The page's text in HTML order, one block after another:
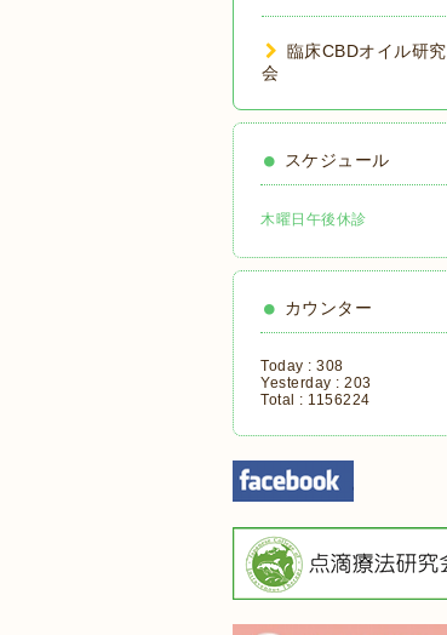
臨床CBDオイル研究
会
スケジュール
木曜日午後休診
カウンター
Today : 308
Yesterday : 203
Total : 1156224